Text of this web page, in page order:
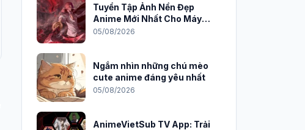
Tuyển Tập Ảnh Nền Đẹp
Anime Mới Nhất Cho Máy
Tính 2026
05/08/2026
Ngắm nhìn những chú mèo
cute anime đáng yêu nhất
05/08/2026
AnimeVietSub TV App: Trải